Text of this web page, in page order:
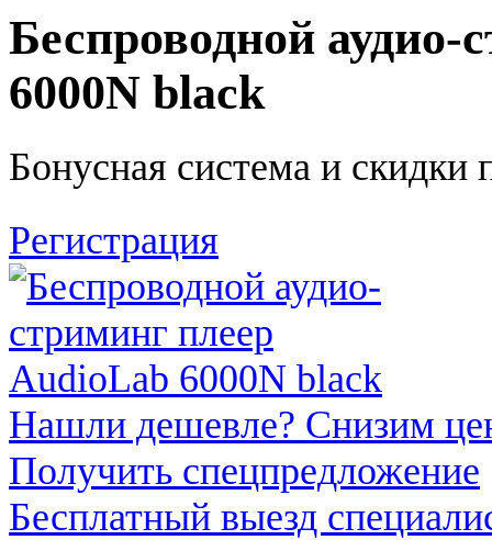
Беспроводной
6000N black
Бонусная система и скидки
Регистрация
Нашли дешевле? Снизим
Получить спецпредложение
Бесплатный выезд